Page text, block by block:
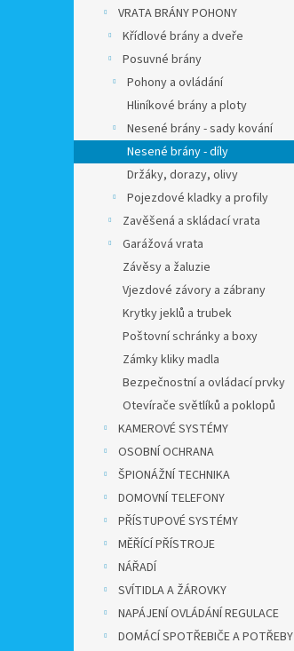
VRATA BRÁNY POHONY
Křídlové brány a dveře
Posuvné brány
Pohony a ovládání
Hliníkové brány a ploty
Nesené brány - sady kování
Nesené brány - díly
Držáky, dorazy, olivy
Pojezdové kladky a profily
Zavěšená a skládací vrata
Garážová vrata
Závěsy a žaluzie
Vjezdové závory a zábrany
Krytky jeklů a trubek
Poštovní schránky a boxy
Zámky kliky madla
Bezpečnostní a ovládací prvky
Otevírače světlíků a poklopů
KAMEROVÉ SYSTÉMY
OSOBNÍ OCHRANA
ŠPIONÁŽNÍ TECHNIKA
DOMOVNÍ TELEFONY
PŘÍSTUPOVÉ SYSTÉMY
MĚŘÍCÍ PŘÍSTROJE
NÁŘADÍ
SVÍTIDLA A ŽÁROVKY
NAPÁJENÍ OVLÁDÁNÍ REGULACE
DOMÁCÍ SPOTŘEBIČE A POTŘEBY